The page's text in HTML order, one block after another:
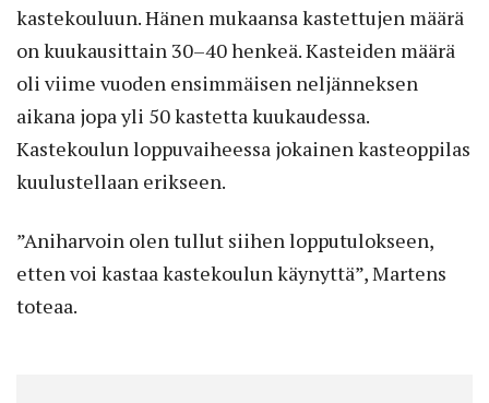
kastekouluun. Hänen mukaansa kastettujen määrä
on kuukausittain 30–40 henkeä. Kasteiden määrä
oli viime vuoden ensimmäisen neljänneksen
aikana jopa yli 50 kastetta kuukaudessa.
Kastekoulun loppuvaiheessa jokainen kasteoppilas
kuulustellaan erikseen.
”Aniharvoin olen tullut siihen lopputulokseen,
etten voi kastaa kastekoulun käynyttä”, Martens
toteaa.